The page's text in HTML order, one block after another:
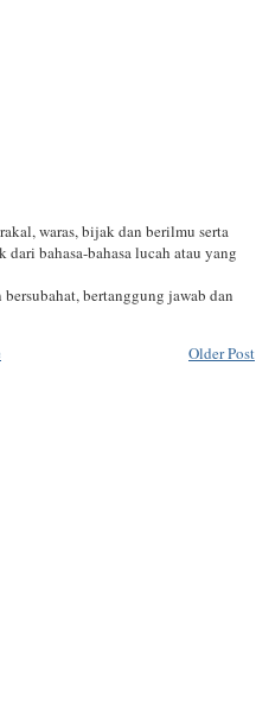
waras, bijak dan berilmu serta
bahasa-bahasa lucah atau yang
bertanggung jawab dan
Older Post